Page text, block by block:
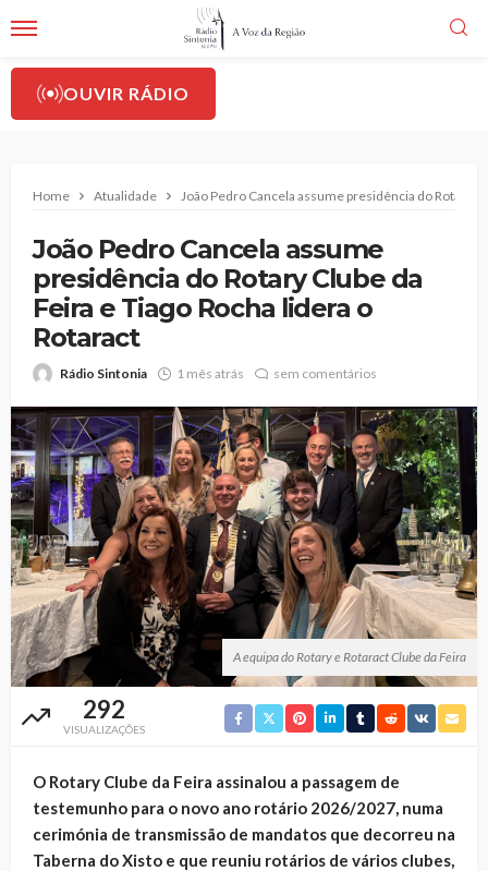
OUVIR RÁDIO
Home Atualidade João Pedro Cancela assume presidência do Rotary
João Pedro Cancela assume
presidência do Rotary Clube da
Feira e Tiago Rocha lidera o
Rotaract
Rádio Sintonia 1 mês atrás sem comentários
A equipa do Rotary e Rotaract Clube da Feira
292
VISUALIZAÇÕES
O Rotary Clube da Feira assinalou a passagem de
testemunho para o novo ano rotário 2026/2027, numa
cerimónia de transmissão de mandatos que decorreu na
Taberna do Xisto e que reuniu rotários de vários clubes,